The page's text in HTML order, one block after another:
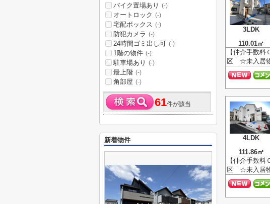
3LDK
110.01㎡
【仲介手数
区 ☆未入居物
4LDK
111.86㎡
【仲介手数
区 ☆未入居物
バイク置場あり (-)
オートロック (-)
宅配ボックス (-)
防犯カメラ (-)
24時間ゴミ出し可 (-)
1階の物件 (-)
駐車場あり (-)
最上階 (-)
角部屋 (-)
61件が該当
新着物件